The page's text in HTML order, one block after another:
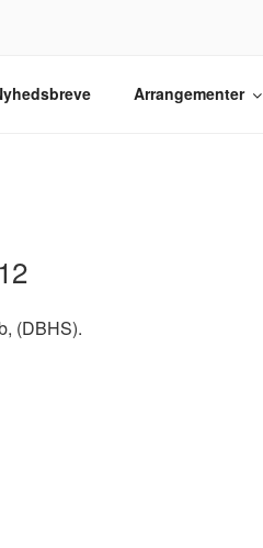
SELSKAB
Arrangementer
(DBHS).